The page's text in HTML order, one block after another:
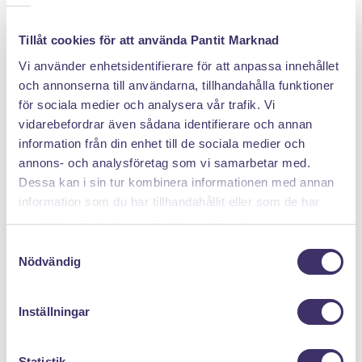
Tillåt cookies för att använda Pantit Marknad
Vi använder enhetsidentifierare för att anpassa innehållet
och annonserna till användarna, tillhandahålla funktioner
för sociala medier och analysera vår trafik. Vi
vidarebefordrar även sådana identifierare och annan
information från din enhet till de sociala medier och
annons- och analysföretag som vi samarbetar med.
Dessa kan i sin tur kombinera informationen med annan
information som du har tillhandahållit eller som de har
samlat in när du har använt deras tjänster.
Nödvändig
Inställningar
DÄRFÖR SÄLJER DU MED PANTIT
Klicka hem en pantpåse